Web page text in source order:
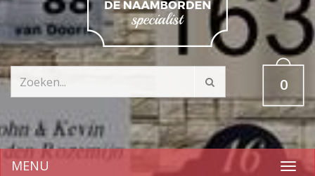
0
MENU